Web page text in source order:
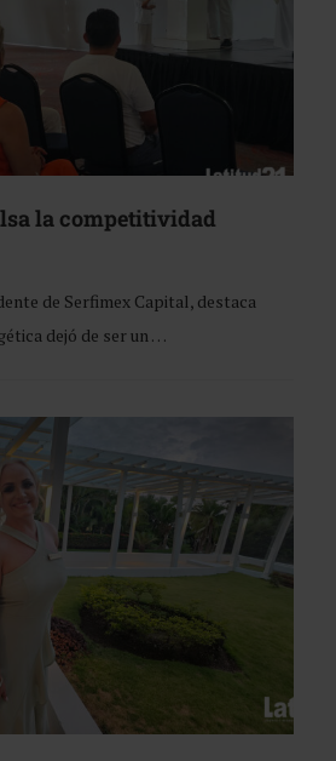
la competitividad
de Serfimex Capital, destaca
dejó de ser un …